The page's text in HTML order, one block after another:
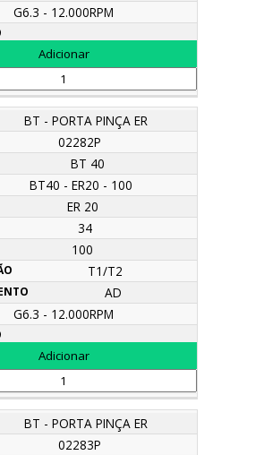
G6.3 - 12.000RPM
BT - PORTA PINÇA ER
02282P
BT 40
BT40 - ER20 - 100
ER 20
34
100
T1/T2
AD
G6.3 - 12.000RPM
BT - PORTA PINÇA ER
02283P